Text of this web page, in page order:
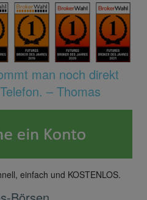
man noch direkt
– Thomas
einfach und KOSTENLOS.